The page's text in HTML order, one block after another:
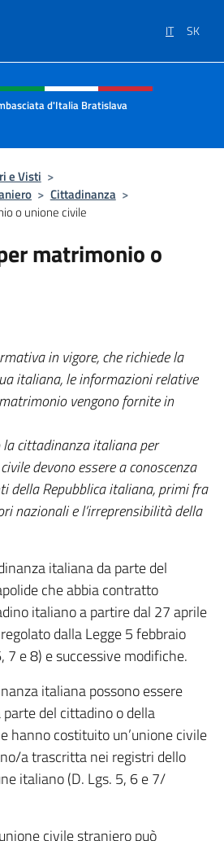
IT SK
social e menù
d'Italia Bratislava
e Visti >
> Cittadinanza >
o unione civile
matrimonio o
in vigore, che richiede la
italiana, le informazioni relative
vengono fornite in
la cittadinanza italiana per
devono essere a conoscenza
della Repubblica italiana, primi fra
nazionali e l’irreprensibilità della
italiana da parte del
che abbia contratto
italiano a partire dal 27 aprile
dalla Legge 5 febbraio
e 8) e successive modifiche.
italiana possono essere
del cittadino o della
hanno costituito un’unione civile
a trascritta nei registri dello
italiano (D. Lgs. 5, 6 e 7/
civile straniero può